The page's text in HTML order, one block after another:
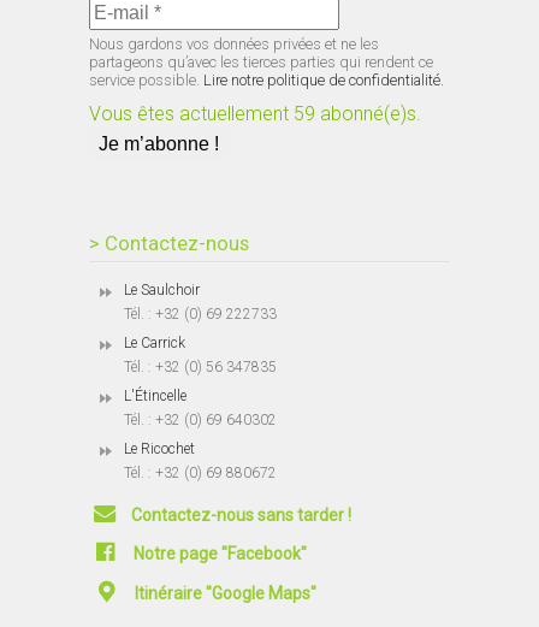
Nous gardons vos données privées et ne les
partageons qu’avec les tierces parties qui rendent ce
service possible. Lire notre politique de confidentialité.
Vous êtes actuellement 59 abonné(e)s.
> Contactez-nous
Le Saulchoir
Tél. : +32 (0) 69 222733
Le Carrick
Tél. : +32 (0) 56 347835
L'Étincelle
Tél. : +32 (0) 69 640302
Le Ricochet
Tél. : +32 (0) 69 880672
Contactez-nous sans tarder !
Notre page "Facebook"
Itinéraire "Google Maps"